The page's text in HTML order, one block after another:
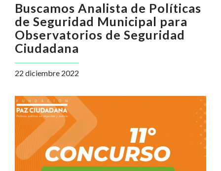
Buscamos Analista de Políticas
de Seguridad Municipal para
Observatorios de Seguridad
Ciudadana
22 diciembre 2022